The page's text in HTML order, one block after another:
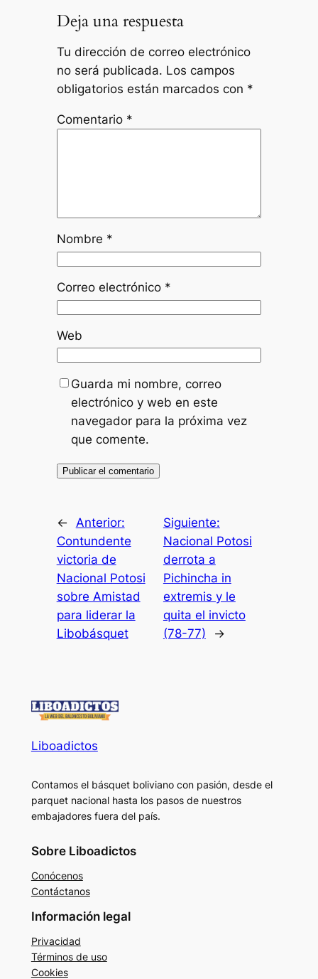
Deja una respuesta
Tu dirección de correo electrónico
no será publicada. Los campos
obligatorios están marcados con *
Comentario *
Nombre *
Correo electrónico *
Web
Guarda mi nombre, correo
electrónico y web en este
navegador para la próxima vez
que comente.
← Anterior:
Contundente
victoria de
Nacional Potosi
sobre Amistad
para liderar la
Libobásquet
Siguiente:
Nacional Potosi
derrota a
Pichincha in
extremis y le
quita el invicto
(78-77)
→
Liboadictos
Contamos el básquet boliviano con pasión, desde el
parquet nacional hasta los pasos de nuestros
embajadores fuera del país.
Sobre Liboadictos
Conócenos
Contáctanos
Información legal
Privacidad
Términos de uso
Cookies